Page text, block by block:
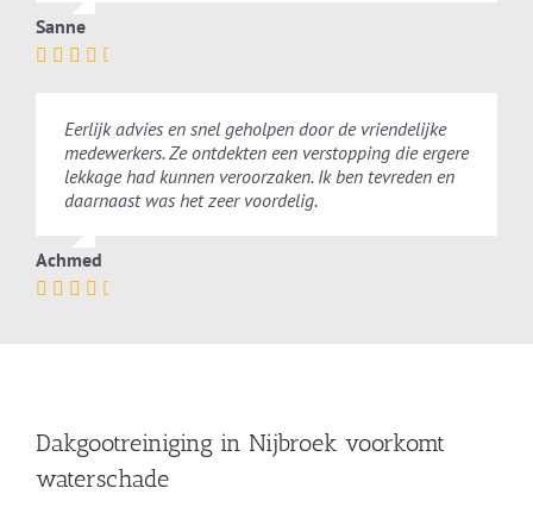
Sanne
Eerlijk advies en snel geholpen door de vriendelijke
medewerkers. Ze ontdekten een verstopping die ergere
lekkage had kunnen veroorzaken. Ik ben tevreden en
daarnaast was het zeer voordelig.
Achmed
Dakgootreiniging in Nijbroek voorkomt
waterschade